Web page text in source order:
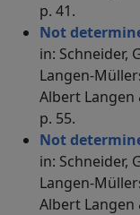
p. 41.
Not
in: Schneider,
Langen-
Albert Langen
p. 55.
Not
in: Schneider,
Langen-
Albert Langen